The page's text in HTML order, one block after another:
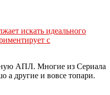
искать идеального
с
АПЛ. Многие из Сериала
а другие и вовсе топари.